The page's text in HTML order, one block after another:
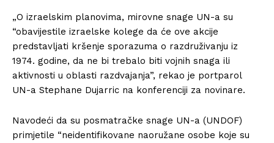
„O izraelskim planovima, mirovne snage UN-a su
“obavijestile izraelske kolege da će ove akcije
predstavljati kršenje sporazuma o razdruživanju iz
1974. godine, da ne bi trebalo biti vojnih snaga ili
aktivnosti u oblasti razdvajanja”, rekao je portparol
UN-a Stephane Dujarric na konferenciji za novinare.
Navodeći da su posmatračke snage UN-a (UNDOF)
primjetile “neidentifikovane naoružane osobe koje su